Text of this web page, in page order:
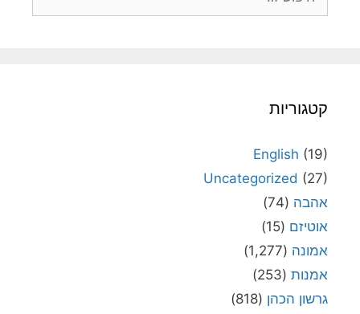
קטגוריות
English (19)
Uncategorized (27)
אהבה (74)
אוטיזם (15)
אמונה (1,277)
אמנות (253)
גרשון הכהן (818)